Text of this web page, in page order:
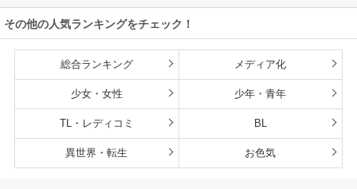
雄たちの母乳で成
長して無双します
その他の人気ランキングをチェック！
総合ランキング メディア化
少女・女性 少年・青年
TL・レディコミ BL
異世界・転生 お色気